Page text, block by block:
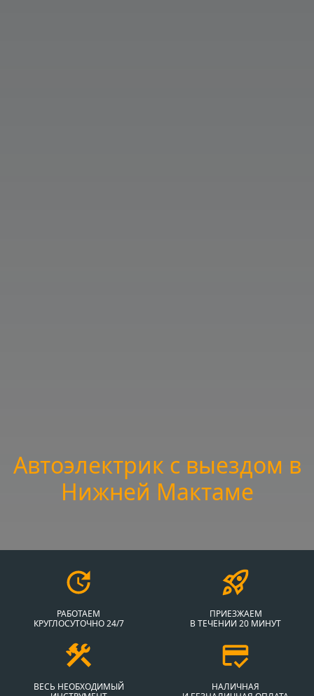
Автоэлектрик с выездом в
Нижней Мактаме
РАБОТАЕМ
КРУГЛОСУТОЧНО 24/7
ПРИЕЗЖАЕМ
В ТЕЧЕНИИ 20 МИНУТ
ВЕСЬ НЕОБХОДИМЫЙ
НАЛИЧНАЯ